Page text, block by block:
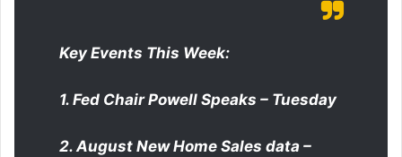
Key Events This Week:
1. Fed Chair Powell Speaks – Tuesday
2. August New Home Sales data –